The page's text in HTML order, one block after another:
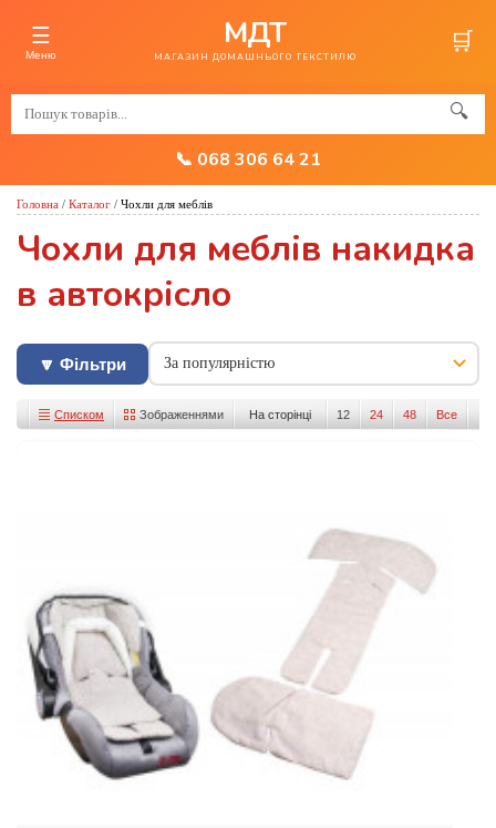
☰
Меню
МДТ
МАГАЗИН ДОМАШНЬОГО ТЕКСТИЛЮ 🛒
🔍
📞 068 306 64 21
Головна / Каталог / Чохли для меблів
Чохли для меблів накидка
в автокрісло
🔽 Фільтри
На сторінці 12 24 48 Все
Списком Зображеннями